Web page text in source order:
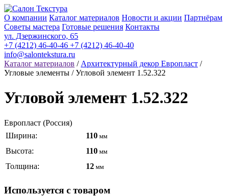
О компании Каталог материалов Новости и акции Партнёрам
Советы мастера Готовые решения Контакты
ул. Дзержинского, 65
+7 (4212) 46-40-46 +7 (4212) 46-40-40
info@salontekstura.ru
Каталог материалов / Архитектурный декор Европласт /
Угловые элементы / Угловой элемент 1.52.322
Угловой элемент 1.52.322
Европласт (Россия)
Ширина:
110 мм
Высота: 110 мм
Толщина: 12 мм
Используется с товаром